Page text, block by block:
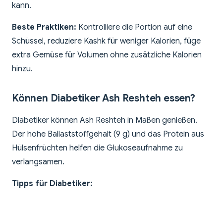
kann.
Beste Praktiken: Kontrolliere die Portion auf eine
Schüssel, reduziere Kashk für weniger Kalorien, füge
extra Gemüse für Volumen ohne zusätzliche Kalorien
hinzu.
Können Diabetiker Ash Reshteh essen?
Diabetiker können Ash Reshteh in Maßen genießen.
Der hohe Ballaststoffgehalt (9 g) und das Protein aus
Hülsenfrüchten helfen die Glukoseaufnahme zu
verlangsamen.
Tipps für Diabetiker: